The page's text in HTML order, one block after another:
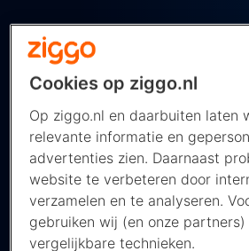
Premier League
De Engelse competitie kent de
titelkandidaten, zoals Manchester
Tottenham Hotspur en Chelsea.
Arsenal, Manchester United en
komen doorgaans dichtbij. Alle
Cookies op ziggo.nl
Op ziggo.nl en daarbuiten laten
relevante informatie en
advertenties zien. Daarnaast
website te verbeteren door
verzamelen en te analyseren.
gebruiken wij (en onze partners)
vergelijkbare technieken.